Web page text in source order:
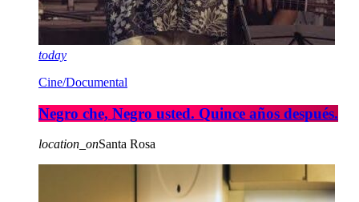
today
Cine/Documental
Negro che, Negro usted. Quince años después.
location_onSanta Rosa